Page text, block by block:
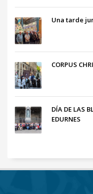
Una tarde
CORPUS
DÍA DE LAS
EDURNES